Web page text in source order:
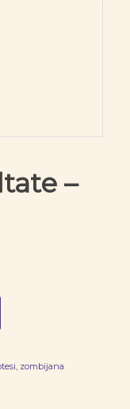
–
, zombijana